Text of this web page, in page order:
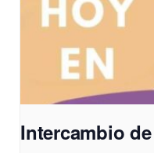
Intercambio